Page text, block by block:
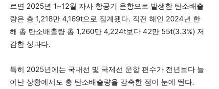
르면 2025년 1~12월 자사 항공기 운항으로 발생한 탄소배출
량은 총 1,218만 4,169t으로 집계됐다. 직전 해인 2024년 한
해 총 탄소배출량 총 1,260만 4,224t보다 42만 55t(3.3%) 저
감한 성과다.
특히 2025년에는 국내선 및 국제선 운항 편수가 전년보다 늘
어난 상황에서도 총 탄소배출량을 감축한 점이 눈에 띈다.